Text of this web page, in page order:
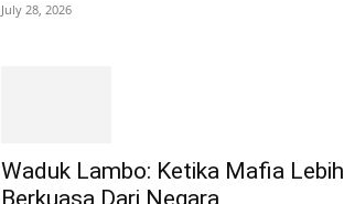
July 28, 2026
Waduk Lambo: Ketika Mafia Lebih